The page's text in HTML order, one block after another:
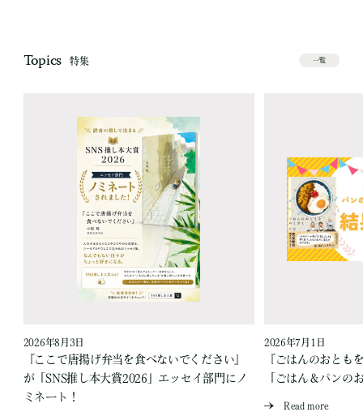
Topics 特集 一覧
2026年8月3日
『ここで唐揚げ弁当を食べないでください』
が「SNS推し本大賞2026」エッセイ部門にノ
ミネート！
2026年7月1日
『ごはんのおとも
「ごはん＆パンの
Read more